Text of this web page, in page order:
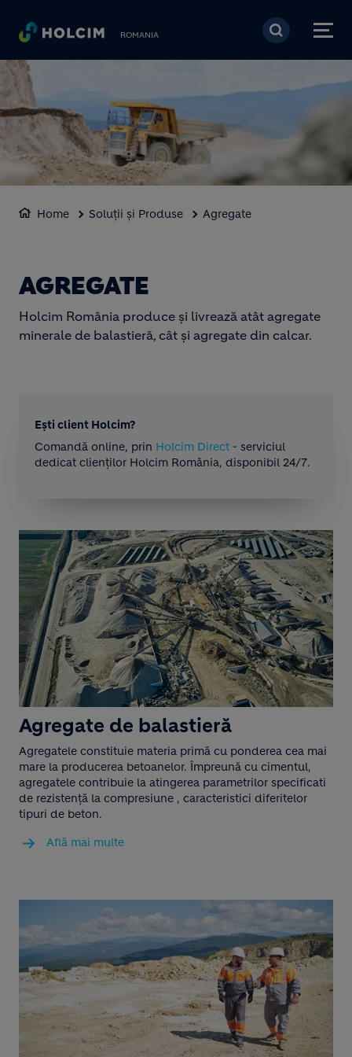
Mergi la conţinutul
ROMANIA
Home Soluții și Produse Agregate
AGREGATE
Holcim România produce și livrează atât agregate
minerale de balastieră, cât și agregate din calcar.
Ești client Holcim?
Comandă online, prin Holcim Direct - serviciul
dedicat clienților Holcim România, disponibil 24/7.
Agregate de balastieră
Agregatele constituie materia primă cu ponderea cea mai
mare la producerea betoanelor. Împreună cu cimentul,
agregatele contribuie la atingerea parametrilor specificati
de rezistență la compresiune , caracteristici diferitelor
tipuri de beton.
Află mai multe